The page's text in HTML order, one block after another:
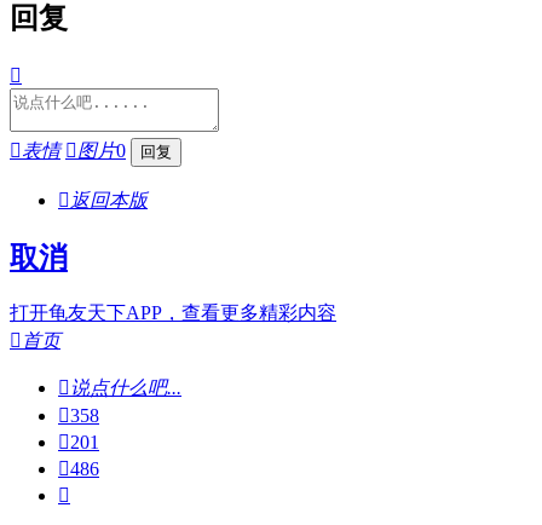
回复

表情 图片0
 返回本版
取消
打开龟友天下APP，查看更多精彩内容
 首页
说点什么吧...
358
201
486
